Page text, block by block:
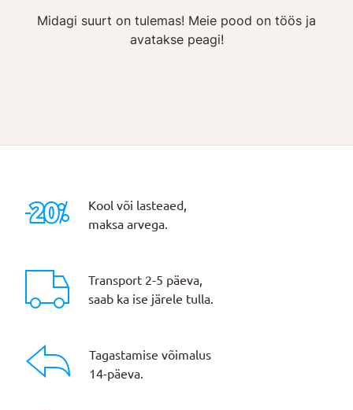
Midagi suurt on tulemas! Meie pood on töös ja
avatakse peagi!
Kool või lasteaed,
maksa arvega.
Transport 2-5 päeva,
saab ka ise järele tulla.
Tagastamise võimalus
14-päeva.